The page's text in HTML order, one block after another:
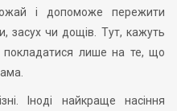
і допоможе пережити
засух чи дощів. Тут, кажуть
покладатися лише на те, що
Іноді найкраще насіння